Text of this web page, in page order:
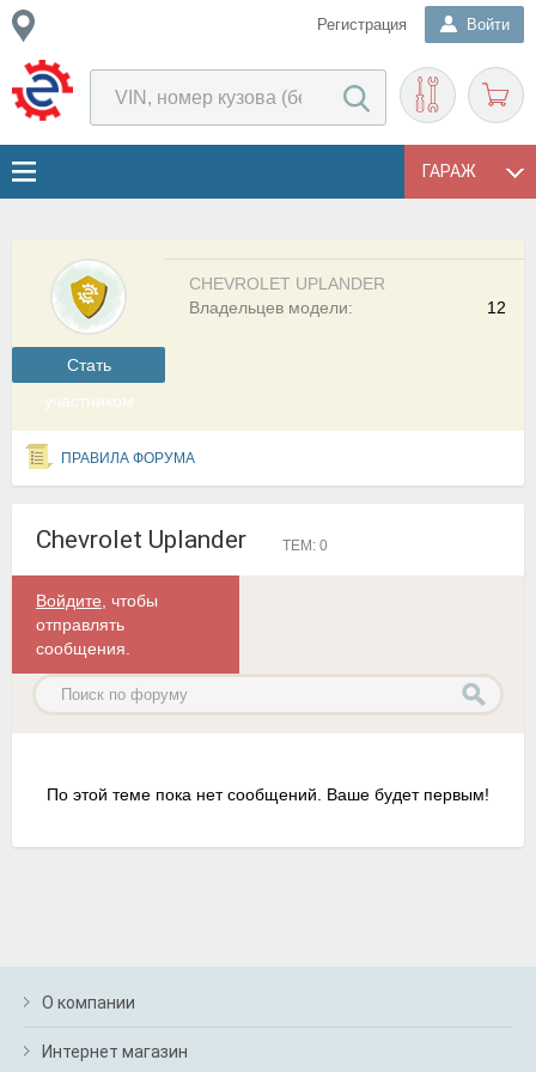
Регистрация Войти
ГАРАЖ
Cтать
участником
CHEVROLET UPLANDER
12
Владельцев модели:
ПРАВИЛА ФОРУМА
Chevrolet Uplander ТЕМ: 0
Войдите , чтобы
отправлять
сообщения.
По этой теме пока нет сообщений. Ваше будет первым!
О компании
Интернет магазин